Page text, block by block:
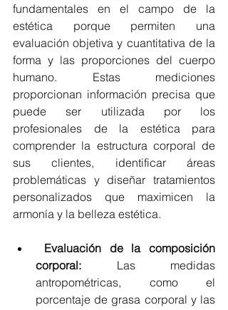
fundamentales en el campo de la
estética porque permiten una
evaluación objetiva y cuantitativa de la
forma y las proporciones del cuerpo
humano. Estas mediciones
proporcionan información precisa que
puede ser utilizada por los
profesionales de la estética para
comprender la estructura corporal de
sus clientes, identificar áreas
problemáticas y diseñar tratamientos
personalizados que maximicen la
armonía y la belleza estética.
Evaluación de la composición
corporal: Las medidas
antropométricas, como el
porcentaje de grasa corporal y las